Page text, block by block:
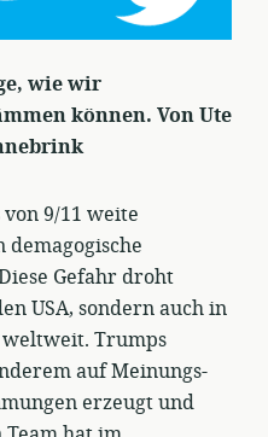
wie wir
können. Von Ute
9/11 weite
Gefahr droht
USA, sondern auch in
Trumps
auf Meinungs-
erzeugt und